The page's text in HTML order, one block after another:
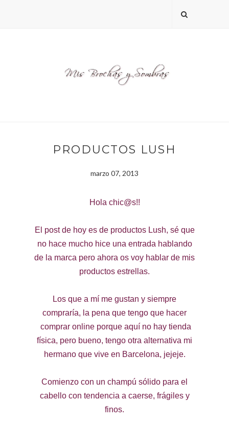
PRODUCTOS LUSH
marzo 07, 2013
Hola chic@s!!
El post de hoy es de productos Lush, sé que
no hace mucho hice una entrada hablando
de la marca pero ahora os voy hablar de mis
productos estrellas.
Los que a mí me gustan y siempre
compraría, la pena que tengo que hacer
comprar online porque aquí no hay tienda
física, pero bueno, tengo otra alternativa mi
hermano que vive en Barcelona, jejeje.
Comienzo con un champú sólido para el
cabello con tendencia a caerse, frágiles y
finos.